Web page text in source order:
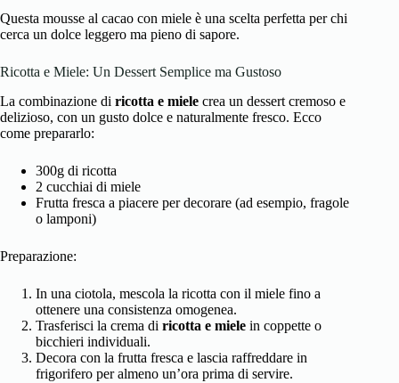
Questa mousse al cacao con miele è una scelta perfetta per chi
cerca un dolce leggero ma pieno di sapore.
Ricotta e Miele: Un Dessert Semplice ma Gustoso
La combinazione di ricotta e miele crea un dessert cremoso e
delizioso, con un gusto dolce e naturalmente fresco. Ecco
come prepararlo:
300g di ricotta
2 cucchiai di miele
Frutta fresca a piacere per decorare (ad esempio, fragole
o lamponi)
Preparazione:
In una ciotola, mescola la ricotta con il miele fino a
ottenere una consistenza omogenea.
Trasferisci la crema di ricotta e miele in coppette o
bicchieri individuali.
Decora con la frutta fresca e lascia raffreddare in
frigorifero per almeno un’ora prima di servire.